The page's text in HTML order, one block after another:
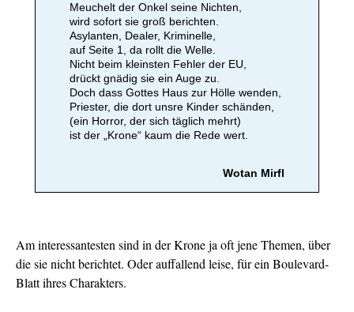
Meuchelt der Onkel seine Nichten,
wird sofort sie groß berichten.
Asylanten, Dealer, Kriminelle,
auf Seite 1, da rollt die Welle.
Nicht beim kleinsten Fehler der EU,
drückt gnädig sie ein Auge zu.
Doch dass Gottes Haus zur Hölle wenden,
Priester, die dort unsre Kinder schänden,
(ein Horror, der sich täglich mehrt)
ist der „Krone“ kaum die Rede wert.
Wotan Mirfl
Am interessantesten sind in der Krone ja oft jene Themen, über
die sie nicht berichtet. Oder auffallend leise, für ein Boulevard-
Blatt ihres Charakters.